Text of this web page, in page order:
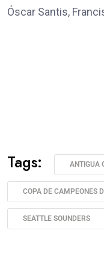
Óscar Santis,
Tags: ANTIGUA
COPA DE CAMPEONES
SEATTLE SOUNDERS